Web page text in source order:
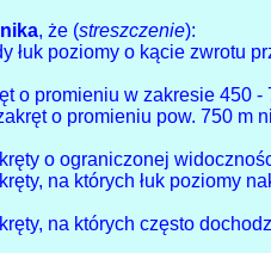
, że (streszczenie):
łuk poziomy o kącie zwrotu
o promieniu w zakresie 450
o promieniu pow. 750 m
o ograniczonej
na których łuk poziomy
na których często